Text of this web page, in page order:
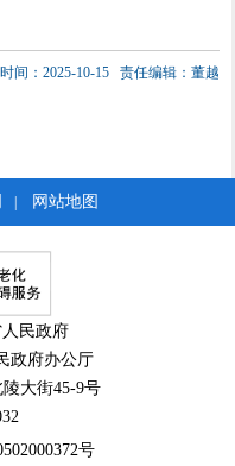
间：2025-10-15 责任编辑：董越
网站地图
民政府
政府办公厅
大街45-9号
号